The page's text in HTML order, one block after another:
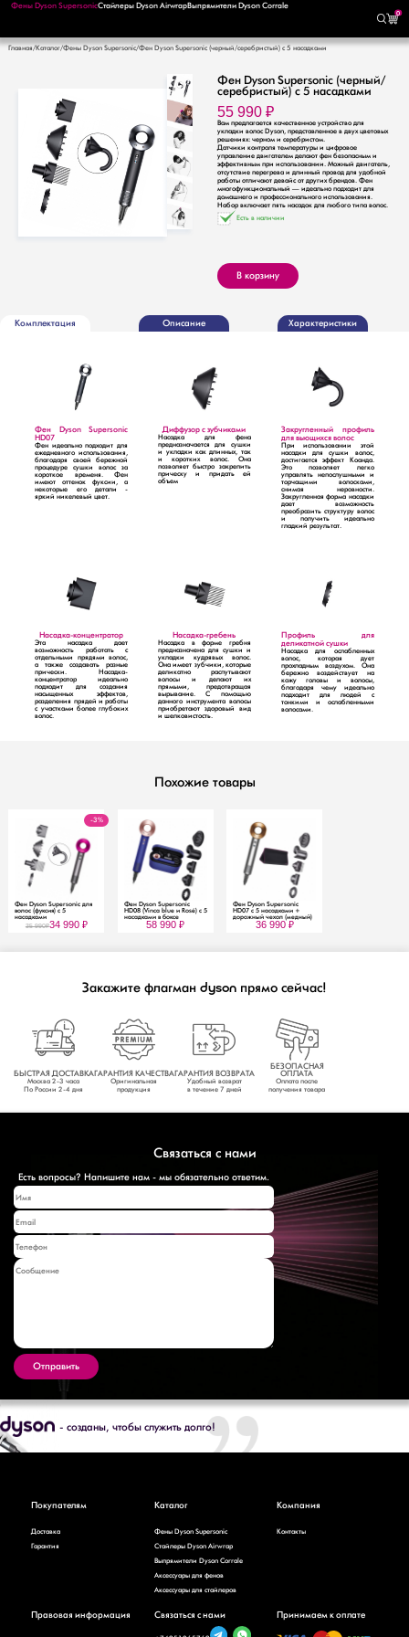
Фены Dyson SupersonicСтайлеры Dyson AirwrapВыпрямители Dyson Corrale
0
Главная Каталог Фены Dyson Supersonic Фен Dyson Supersonic (черный/серебристый) с 5 насадками
Фен Dyson Supersonic (черный/
серебристый) с 5 насадками
55 990 ₽
Вам предлагается качественное устройство для
укладки волос Dyson, представленное в двух цветовых
решениях: черном и серебристом.
Датчики контроля температуры и цифровое
управление двигателем делают фен безопасным и
эффективным при использовании. Можный двигатель,
отсутствие перегрева и длинный провод для удобной
работы отличают девайс от других брендов. Фен
многофункциональный — идеально подходит для
домашнего и профессионального использования.
Набор включает пять насадок для любого типа волос.
Есть в наличии
В корзину
Комплектация Описание Характеристики
Фен Dyson Supersonic
HD07
Фен идеально подходит для
ежедневного использования,
благодаря своей бережной
процедуре сушки волос за
короткое временя. Фен
имеют оттенок фуксии, а
некоторые его детали -
яркий никелевый цвет.
Диффузор с зубчиками
Насадка для фена
предназначается для сушки
и укладки как длинных, так
и коротких волос. Она
позволяет быстро закрепить
прическу и придать ей
объем
Закругленный профиль
для вьющихся волос
При использовании этой
насадки для сушки волос,
достигается эффект Коанда.
Это позволяет легко
управлять непослушными и
торчащими волосками,
снимая неровности.
Закругленная форма насадки
дает возможность
преобразить структуру волос
и получить идеально
гладкий результат.
Насадка-концентратор
Эта насадка дает
возможность работать с
отдельными прядями волос,
а также создавать разные
прически. Насадка-
концентратор идеально
подходит для создания
насыщенных эффектов,
разделения прядей и работы
с участками более глубоких
волос.
Насадка-гребень
Насадка в форме гребня
предназначена для сушки и
укладки кудрявых волос.
Она имеет зубчики, которые
деликатно распутывают
волосы и делают их
прямыми, предотвращая
вырывание. С помощью
данного инструмента волосы
приобретают здоровый вид
и шелковистость.
Профиль для
деликатной сушки
Насадка для ослабленных
волос, которая дует
прохладным воздухом. Она
бережно воздействует на
кожу головы и волосы,
благодаря чему идеально
подходит для людей с
тонкими и ослабленными
волосами.
Похожие товары
-3%
Фен Dyson Supersonic для
волос (фуксия) с 5
насадками
35 990₽34 990₽
Фен Dyson Supersonic
HD08 (Vinca blue и Rosé) с 5
насадками в боксе
58 990 ₽
Фен Dyson Supersonic
HD07 с 5 насадками +
дорожный чехол (медный)
36 990₽
Закажите флагман dyson прямо сейчас!
БЫСТРАЯ ДОСТАВКА
Москва 2-3 часа
По России 2-4 дня
ГАРАНТИЯ КАЧЕСТВА
Оригинальная
продукция
ГАРАНТИЯ ВОЗВРАТА
Удобный возврат
в течение 7 дней
БЕЗОПАСНАЯ
ОПЛАТА
Оплата после
получения товара
Связаться с нами
Есть вопросы? Напишите нам - мы обязательно ответим.
Отправить
- созданы,чтобы служить долго!
Покупателям
Доставка
Гарантия
Каталог
Фены Dyson Supersonic
Стайлеры Dyson Airwrap
Выпрямители Dyson Corrale
Аксессуары для фенов
Аксессуары для стайлеров
Компания
Контакты
Правовая информация Связаться с нами Принимаем к оплате